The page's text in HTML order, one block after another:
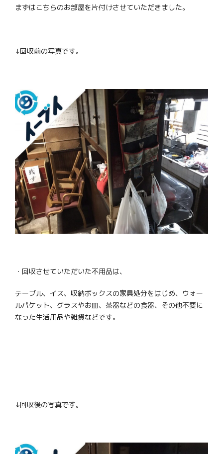
まずはこちらのお部屋を片付けさせていただきました。
↓回収前の写真です。
・回収させていただいた不用品は、
テーブル、イス、収納ボックスの家具処分をはじめ、ウォー
ルパケット、グラスやお皿、茶器などの食器、その他不要に
なった生活用品や雑貨などです。
↓回収後の写真です。